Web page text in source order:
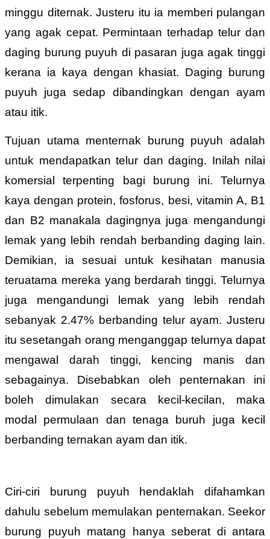
minggu diternak. Justeru itu ia memberi pulangan
yang agak cepat. Permintaan terhadap telur dan
daging burung puyuh di pasaran juga agak tinggi
kerana ia kaya dengan khasiat. Daging burung
puyuh juga sedap dibandingkan dengan ayam
atau itik.
Tujuan utama menternak burung puyuh adalah
untuk mendapatkan telur dan daging. Inilah nilai
komersial terpenting bagi burung ini. Telurnya
kaya dengan protein, fosforus, besi, vitamin A, B1
dan B2 manakala dagingnya juga mengandungi
lemak yang lebih rendah berbanding daging lain.
Demikian, ia sesuai untuk kesihatan manusia
teruatama mereka yang berdarah tinggi. Telurnya
juga mengandungi lemak yang lebih rendah
sebanyak 2.47% berbanding telur ayam. Justeru
itu sesetangah orang menganggap telurnya dapat
mengawal darah tinggi, kencing manis dan
sebagainya. Disebabkan oleh penternakan ini
boleh dimulakan secara kecil-kecilan, maka
modal permulaan dan tenaga buruh juga kecil
berbanding ternakan ayam dan itik.
Ciri-ciri burung puyuh hendaklah difahamkan
dahulu sebelum memulakan penternakan. Seekor
burung puyuh matang hanya seberat di antara